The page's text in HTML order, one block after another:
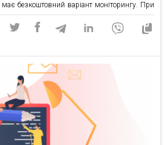
безкоштовний варіант моніторингу. При
ніяк не відстежують згадування у ЗМІ чи
компанія PointeR Agency в рамках […]